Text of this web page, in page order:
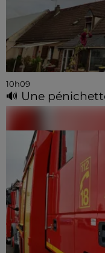
10h09
🔊 Une